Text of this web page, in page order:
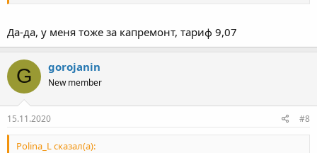
Да-да, у меня тоже за капремонт, тариф 9,07
G gorojanin
New member
15.11.2020 #8
Polina_L сказал(а):